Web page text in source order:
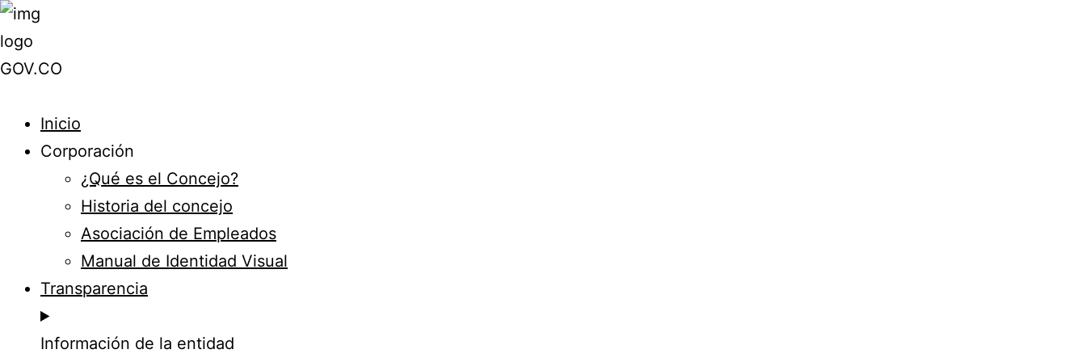
Inicio
Corporación
¿Qué es el Concejo?
Historia del concejo
Asociación de Empleados
Manual de Identidad Visual
Transparencia
Información de la entidad